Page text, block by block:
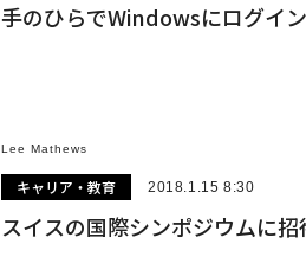
手のひらでWindowsにログイ
Lee Mathews
キャリア・教育 2018.1.15 8:30
スイスの国際シンポジウムに招